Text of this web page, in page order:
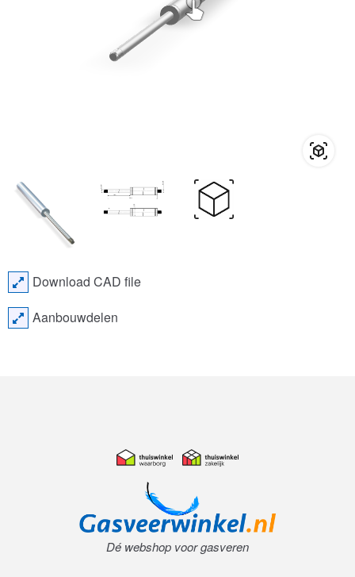
Download CAD file
Aanbouwdelen
Dé webshop voor gasveren